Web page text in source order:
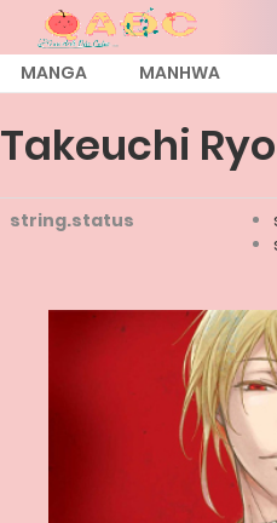
MANGA MANHWA
Takeuchi
string.status